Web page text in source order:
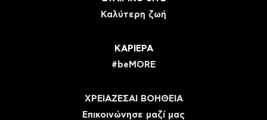
Καλύτερη ζωή
ΚΑΡΙΕΡΑ
#beMORE
ΧΡΕΙΑΖΕΣΑΙ ΒΟΗΘΕΙΑ
Eπικοινώνησε μαζί μας